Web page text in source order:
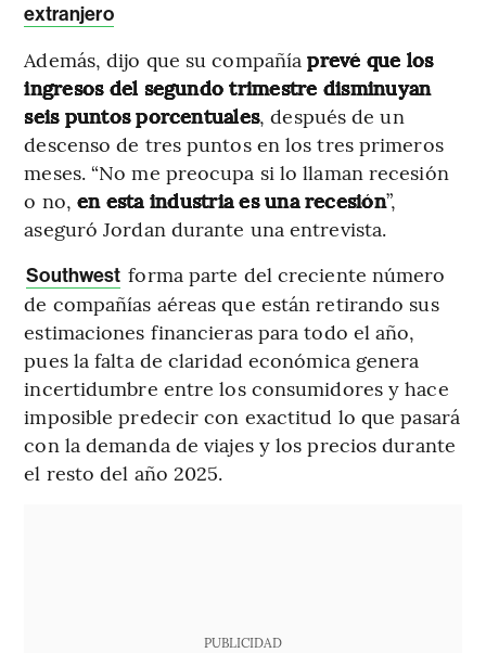
extranjero
Además, dijo que su compañíaprevé que los
ingresos del segundo trimestre disminuyan
seis puntos porcentuales, después de un
descenso de tres puntos en los tres primeros
meses. “No me preocupa si lo llaman recesión
o no, en esta industria es una recesión”,
aseguró Jordan durante una entrevista.
Southwest forma parte del creciente número
de compañías aéreas que están retirando sus
estimaciones financieras para todo el año,
pues la falta de claridad económica genera
incertidumbre entre los consumidores y hace
imposible predecir con exactitud lo que pasará
con la demanda de viajes y los precios durante
el resto del año 2025.
PUBLICIDAD